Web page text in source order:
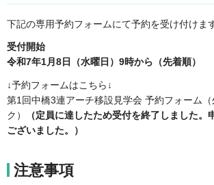
下記の専用予約フォームにて予約を受け付けます
受付開始
令和7年1月8日（水曜日）9時から（先着順）
↓予約フォームはこちら↓
第1回中橋3連アーチ移設見学会 予約フォーム
ク）
（定員に達したため受付を終了しました。
ございました。）
注意事項